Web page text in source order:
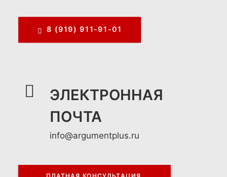
8 (919) 911-91-01
ЭЛЕКТРОННАЯ
ПОЧТА
info@argumentplus.ru